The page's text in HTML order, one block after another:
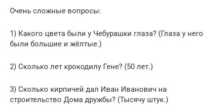
Очень сложные вопросы:
1) Какого цвета были у Чебурашки глаза? (Глаза у него
были большие и жёлтые.)
2) Сколько лет крокодилу Гене? (50 лет.)
3) Сколько кирпичей дал Иван Иванович на
строительство Дома дружбы? (Тысячу штук.)